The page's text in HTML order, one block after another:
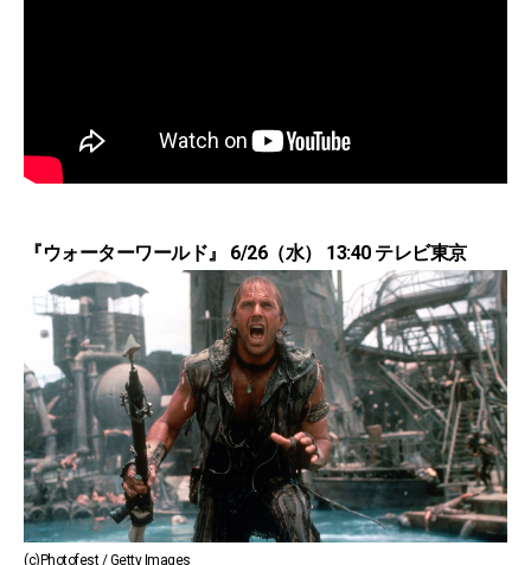
『ウォーターワールド』 6/26（水） 13:40 テレビ東京
(c)Photofest / Getty Images